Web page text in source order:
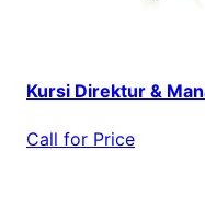
Kursi Direktur &
Call for Price